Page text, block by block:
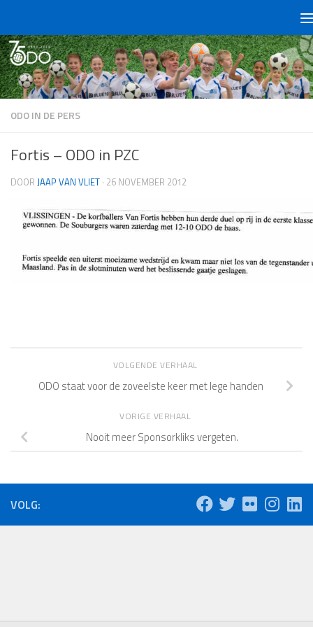
ODO IN DE PERS
Fortis – ODO in PZC
DOOR JAAP VAN VLIET · 26 NOVEMBER 2012
VOLGENDE VERHAAL
ODO staat voor de zoveelste keer met lege handen
VORIGE VERHAAL
Nooit meer Sponsorkliks vergeten.
VOLG: